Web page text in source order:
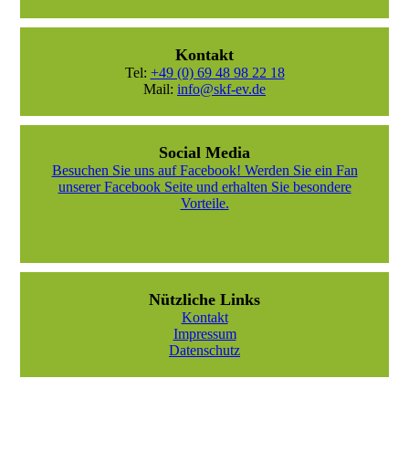
Kontakt
Tel: +49 (0) 69 48 98 22 18
Mail: info@skf-ev.de
Social Media
Besuchen Sie uns auf Facebook! Werden Sie ein Fan
unserer Facebook Seite und erhalten Sie besondere
Vorteile.
Nützliche Links
Kontakt
Impressum
Datenschutz